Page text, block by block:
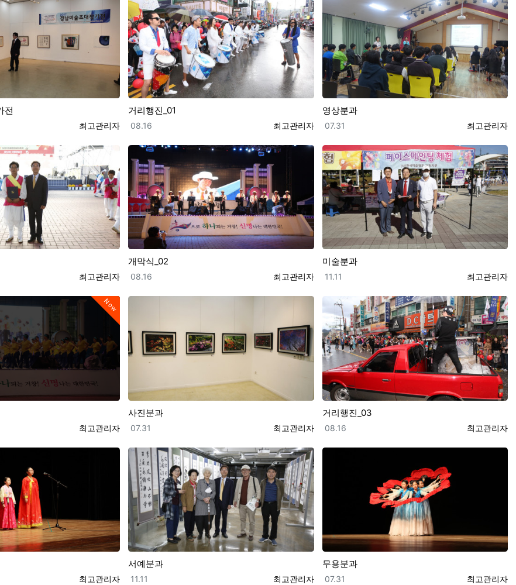
전
등록자
최고관리자
거리행진_01
등록자
최고관리자
등록일
08.16
영상분과
등록자
최고관리자
등록일
07.31
등록자
최고관리자
개막식_02
등록자
최고관리자
등록일
08.16
미술분과
등록자
최고관리자
등록일
11.11
Now
등록자
최고관리자
사진분과
등록자
최고관리자
등록일
07.31
거리행진_03
등록자
최고관리자
등록일
08.16
등록자
최고관리자
서예분과
등록자
최고관리자
등록일
11.11
무용분과
등록자
최고관리자
등록일
07.31